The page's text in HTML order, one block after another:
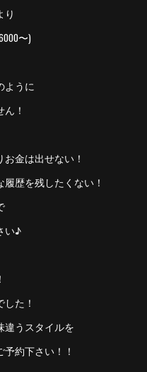
り
〜)
ように
！
金は出せない！
歴を残したくない！
い♪
た！
違うスタイルを
約下さい！！